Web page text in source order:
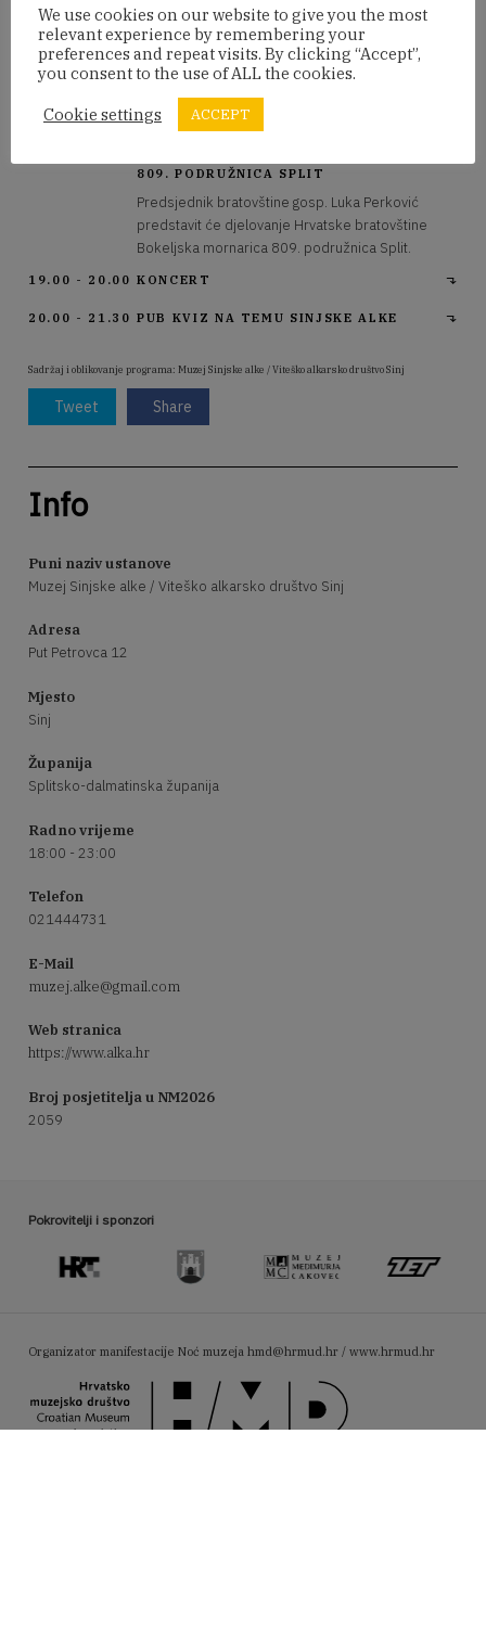
Matačić"Omiš
- Pub kviz na temu Sinjske alke
809. PODRUŽNICA SPLIT
Predsjednik bratovštine gosp. Luka Perković
predstavit će djelovanje Hrvatske bratovštine
Bokeljska mornarica 809. podružnica Split.
19.00 - 20.00 KONCERT
20.00 - 21.30 PUB KVIZ NA TEMU SINJSKE ALKE
Sadržaj i oblikovanje programa: Muzej Sinjske alke / Viteško alkarsko društvo Sinj
Tweet Share
Info
Puni naziv ustanove
Muzej Sinjske alke / Viteško alkarsko društvo Sinj
Adresa
Put Petrovca 12
Mjesto
Sinj
Županija
Splitsko-dalmatinska županija
Radno vrijeme
18:00 - 23:00
Telefon
021444731
E-Mail
muzej.alke@gmail.com
Web stranica
https://www.alka.hr
Broj posjetitelja u NM2026
2059
Pokrovitelji i sponzori
Organizator manifestacije Noć muzeja hmd@hrmud.hr / www.hrmud.hr
We use cookies on our website to give you the most
relevant experience by remembering your
preferences and repeat visits. By clicking “Accept”,
you consent to the use of ALL the cookies.
Cookie settings
ACCEPT